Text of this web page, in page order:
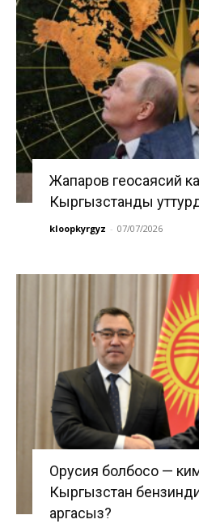
Жапаров геосаясий
Кыргызстанды
kloopkyrgyz - 07/07/2026
Орусия болбосо —
Кыргызстан бензинди
аргасыз?